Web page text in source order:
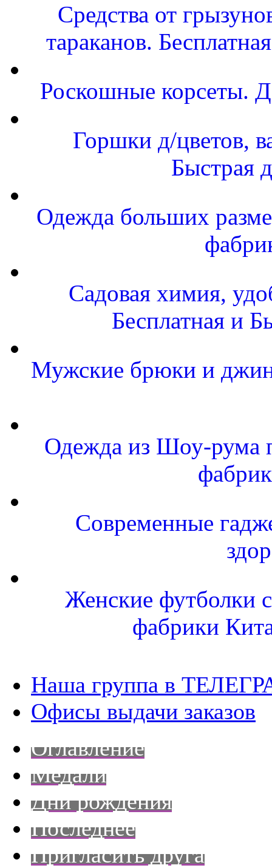
Средства от
тараканов.
Роскошные корсеты.
Горшки д/цветов,
Быстрая
Одежда больших
Садовая химия,
Бесплатная и
Мужские брюки и
Одежда из Шоу-рума
Современные
Женские футболки
фабрики
Наша группа в
Офисы выдачи заказов
Оглавление
Медали
Дни рождения
Последнее
Пригласить друга